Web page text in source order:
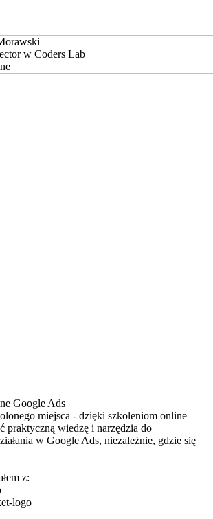
w Coders Lab
Google Ads
miejsca - dzięki szkoleniom online
praktyczną wiedzę i narzędzia do
w Google Ads, niezależnie, gdzie się
z: